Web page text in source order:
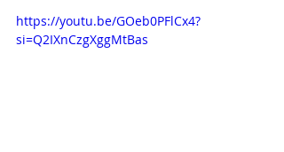
https://youtu.be/GOeb0PFlCx4?
si=Q2IXnCzgXggMtBas